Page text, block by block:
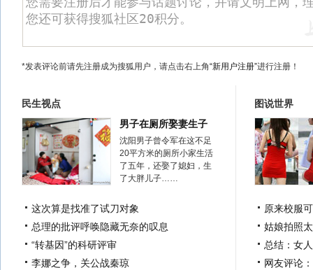
*发表评论前请先注册成为搜狐用户，请点击右上角“新用户注册”进行注册！
民生视点
男子在厕所娶妻生子
沈阳男子曾令军在这不足
20平方米的厕所小家生活
了五年，还娶了媳妇，生
了大胖儿子……
这次算是找准了试刀对象
总理的批评呼唤隐藏无奈的叹息
“转基因”的科研评审
李娜之争，关公战秦琼
图说世界
原来校服
姑娘拍照
总结：女
网友评论